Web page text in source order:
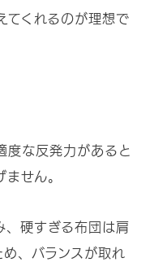
てくれるのが理想で
度な反発力があると
せん。
、硬すぎる布団は肩
、バランスが取れ